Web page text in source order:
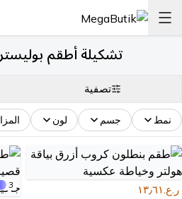
تشكيلة أطقم
تصفية
نمط جسم لون
ر.ع.١٣٫٦١ 3